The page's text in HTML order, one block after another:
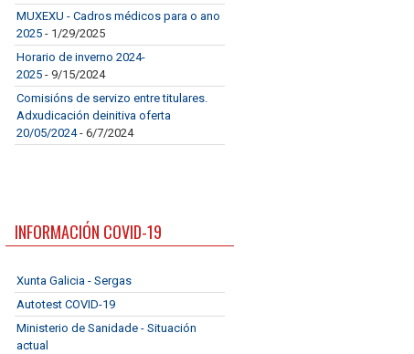
MUXEXU - Cadros médicos para o ano
2025 - 1/29/2025
Horario de inverno 2024-
2025 - 9/15/2024
Comisións de servizo entre titulares.
Adxudicación deinitiva oferta
20/05/2024- 6/7/2024
INFORMACIÓN COVID-19
Xunta Galicia - Sergas
Autotest COVID-19
Ministerio de Sanidade - Situación
actual